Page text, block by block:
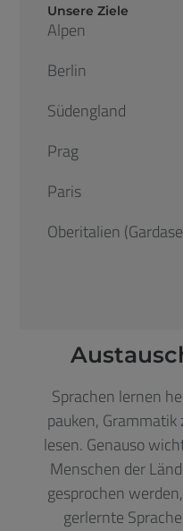
Unsere Ziele
Alpen
Berlin
Südengland
Prag
Paris
Oberitalien
Sprachen lernen
pauken, Grammatik
lesen. Genauso
Menschen der
gesprochen
gerlernte